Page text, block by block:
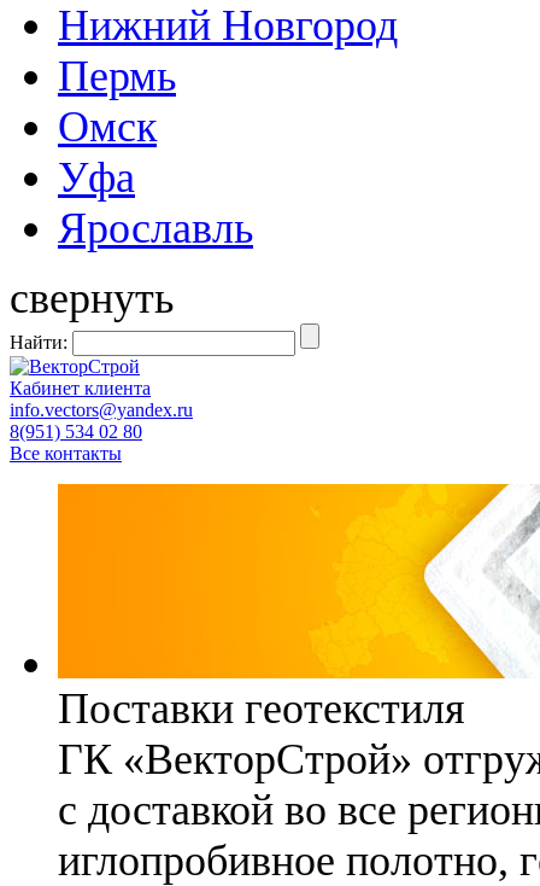
Нижний Новгород
Пермь
Омск
Уфа
Ярославль
свернуть
Найти:
Кабинет клиента
info.vectors@yandex.ru
8(951) 534 02 80
Все контакты
Поставки геотекстиля
ГК «ВекторСтрой»
с доставкой во все
иглопробивное полотно,